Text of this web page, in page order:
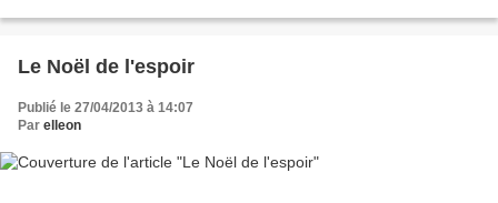
Le Noël de l'espoir
Publié le 27/04/2013 à 14:07
Par elleon